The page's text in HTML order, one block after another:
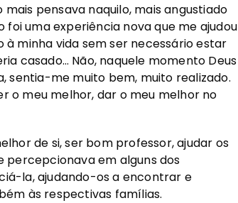
pensava naquilo, mais angustiado
uma experiência nova que me ajudou
minha vida sem ser necessário estar
casado… Não, naquele momento Deus
sentia-me muito bem, muito realizado.
o meu melhor, dar o meu melhor no
de si, ser bom professor, ajudar os
percepcionava em alguns dos
la, ajudando-os a encontrar e
às respectivas famílias.